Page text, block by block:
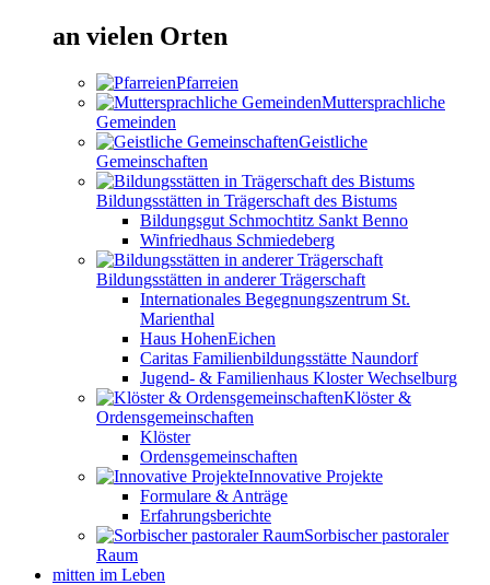
an vielen Orten
Pfarreien
Muttersprachliche
Gemeinden
Geistliche
Gemeinschaften
Bildungsstätten in Trägerschaft des Bistums
Bildungsgut Schmochtitz Sankt Benno
Winfriedhaus Schmiedeberg
Bildungsstätten in anderer Trägerschaft
Internationales Begegnungszentrum St.
Marienthal
Haus HohenEichen
Caritas Familienbildungsstätte Naundorf
Jugend- & Familienhaus Kloster Wechselburg
Klöster &
Ordensgemeinschaften
Klöster
Ordensgemeinschaften
Innovative Projekte
Formulare & Anträge
Erfahrungsberichte
Sorbischer pastoraler
Raum
mitten im Leben